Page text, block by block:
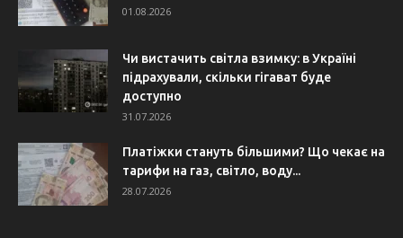
01.08.2026
Чи вистачить світла взимку: в Україні
підрахували, скільки гігават буде
доступно
31.07.2026
Платіжки стануть більшими? Що чекає на
тарифи на газ, світло, воду...
28.07.2026